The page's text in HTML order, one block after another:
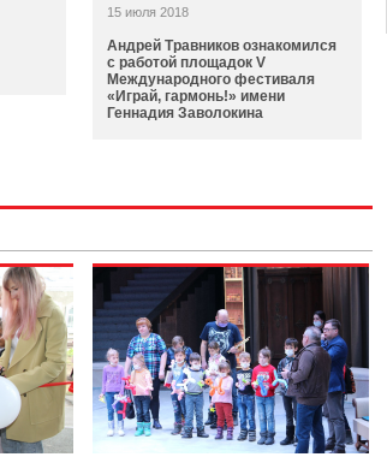
15 июля 2018
Андрей Травников ознакомился
с работой площадок V
Международного фестиваля
«Играй, гармонь!» имени
Геннадия Заволокина